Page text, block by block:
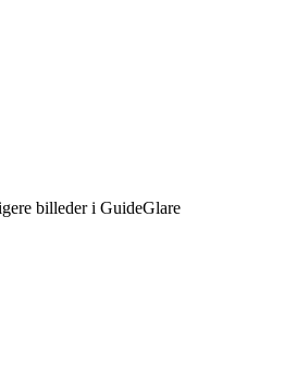
billeder i GuideGlare